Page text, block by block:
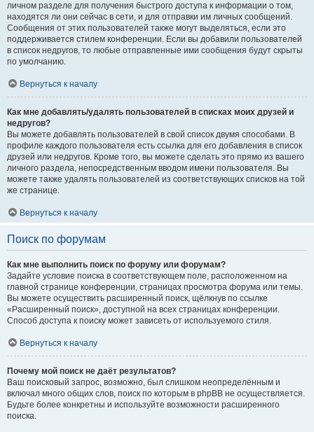
личном разделе для получения быстрого доступа к информации о том,
находятся ли они сейчас в сети, и для отправки им личных сообщений.
Сообщения от этих пользователей также могут выделяться, если это
поддерживается стилем конференции. Если вы добавили пользователей
в список недругов, то любые отправленные ими сообщения будут скрыты
по умолчанию.
Вернуться к началу
Как мне добавлять/удалять пользователей в списках моих друзей и
недругов?
Вы можете добавлять пользователей в свой список двумя способами. В
профиле каждого пользователя есть ссылка для его добавления в список
друзей или недругов. Кроме того, вы можете сделать это прямо из вашего
личного раздела, непосредственным вводом имени пользователя. Вы
можете также удалять пользователей из соответствующих списков на той
же странице.
Вернуться к началу
Поиск по форумам
Как мне выполнить поиск по форуму или форумам?
Задайте условие поиска в соответствующем поле, расположенном на
главной странице конференции, страницах просмотра форума или темы.
Вы можете осуществить расширенный поиск, щёлкнув по ссылке
«Расширенный поиск», доступной на всех страницах конференции.
Способ доступа к поиску может зависеть от используемого стиля.
Вернуться к началу
Почему мой поиск не даёт результатов?
Ваш поисковый запрос, возможно, был слишком неопределённым и
включал много общих слов, поиск по которым в phpBB не осуществляется.
Будьте более конкретны и используйте возможности расширенного
поиска.